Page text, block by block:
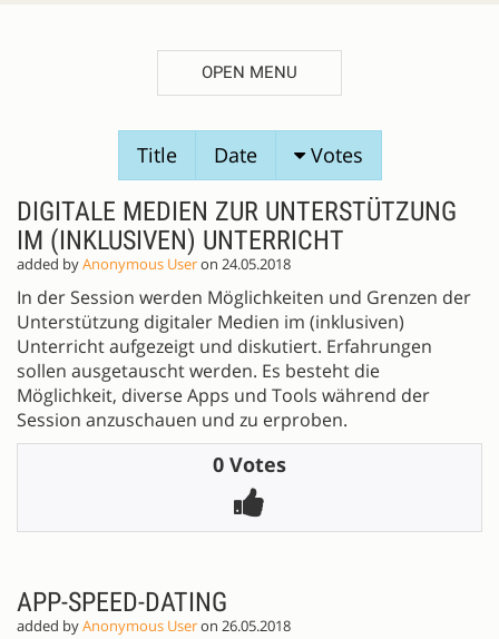
OPEN MENU
Title Date Votes
DIGITALE MEDIEN ZUR UNTERSTÜTZUNG
IM (INKLUSIVEN) UNTERRICHT
added byAnonymous Useron 24.05.2018
In der Session werden Möglichkeiten und Grenzen der
Unterstützung digitaler Medien im (inklusiven)
Unterricht aufgezeigt und diskutiert. Erfahrungen
sollen ausgetauscht werden. Es besteht die
Möglichkeit, diverse Apps und Tools während der
Session anzuschauen und zu erproben.
0 Votes
APP-SPEED-DATING
added byAnonymous Useron 26.05.2018